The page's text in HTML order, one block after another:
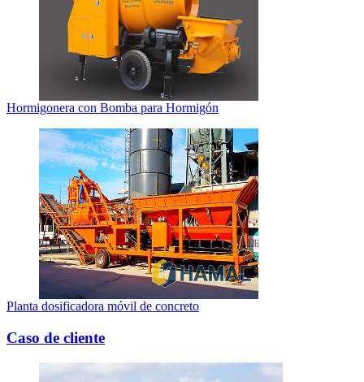
Hormigonera con Bomba para Hormigón
Planta dosificadora móvil de concreto
Caso de cliente